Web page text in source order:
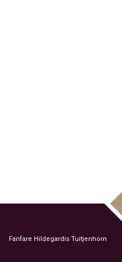
Fanfare Hildegardis Tuitjenhorn